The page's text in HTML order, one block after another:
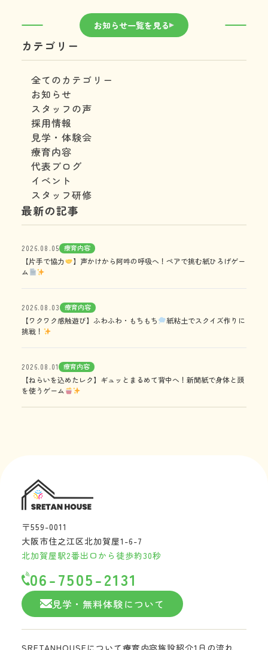
お知らせ一覧を見る
カテゴリー
全てのカテゴリー
お知らせ
スタッフの声
採用情報
見学・体験会
療育内容
代表ブログ
イベント
スタッフ研修
最新の記事
2026.08.05 療育内容
【片手で協力
】声かけから阿吽の呼吸へ！ペアで挑む紙ひろげゲー
ム
2026.08.03 療育内容
【ワクワク感触遊び】ふわふわ・もちもち
紙粘土でスクイズ作りに
挑戦！
2026.08.01 療育内容
【ねらいを込めたレク】ギュッとまるめて背中へ！新聞紙で身体と頭
を使うゲーム
〒559-0011
大阪市住之江区北加賀屋1-6-7
北加賀屋駅2番出口から徒歩約30秒
06-7505-2131
見学・無料体験について
SRETANHOUSEについて療育内容施設紹介1日の流れ